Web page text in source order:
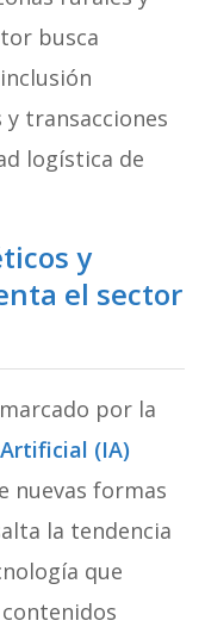
busca
transacciones
logística de
y
el sector
por la
(IA)
nuevas formas
la tendencia
que